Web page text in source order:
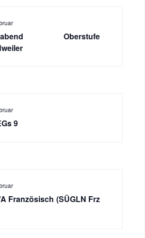
Oberstufe
9
Französisch (SÜGLN Frz